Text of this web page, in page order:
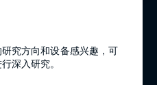
究方向和设备感兴趣，可
深入研究。